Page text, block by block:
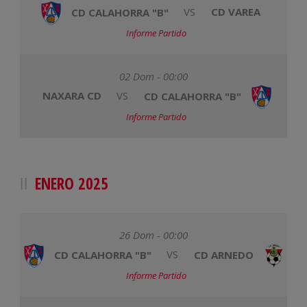
CD CALAHORRA "B"
VS CD VAREA
Informe Partido
02 Dom - 00:00
NAXARA CD
VS CD CALAHORRA "B"
Informe Partido
ENERO 2025
26 Dom - 00:00
CD CALAHORRA "B"
VS CD ARNEDO
Informe Partido